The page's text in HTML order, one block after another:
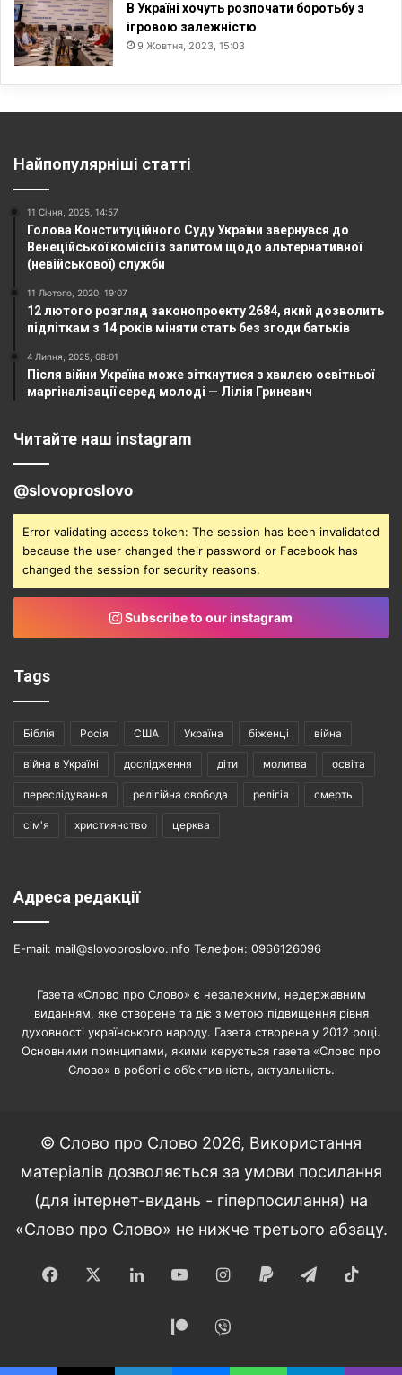
В Україні хочуть розпочати боротьбу з
ігровою залежністю
9 Жовтня, 2023, 15:03
Найпопулярніші статті
11 Січня, 2025, 14:57
Голова Конституційного Суду України звернувся до
Венеційської комісії із запитом щодо альтернативної
(невійськової) служби
11 Лютого, 2020, 19:07
12 лютого розгляд законопроекту 2684, який дозволить
підліткам з 14 років міняти стать без згоди батьків
4 Липня, 2025, 08:01
Після війни Україна може зіткнутися з хвилею освітньої
маргіналізації серед молоді — Лілія Гриневич
Читайте наш instagram
@slovoproslovo
Error validating access token: The session has been invalidated
because the user changed their password or Facebook has
changed the session for security reasons.
Subscribe to our instagram
Tags
Біблія Росія США Україна біженці війна
війна в Україні дослідження діти молитва освіта
переслідування релігійна свобода релігія смерть
сім'я християнство церква
Адреса редакції
E-mail: mail@slovoproslovo.info Телефон: 0966126096
Газета «Слово про Слово» є незалежним, недержавним
виданням, яке створене та діє з метою підвищення рівня
духовності українського народу. Газета створена у 2012 році.
Основними принципами, якими керується газета «Слово про
Слово» в роботі є об’єктивність, актуальність.
© Слово про Слово 2026, Використання
матеріалів дозволяється за умови посилання
(для інтернет-видань - гіперпосилання) на
«Слово про Слово» не нижче третього абзацу.
Facebook LinkedInYouTubeInstagram
Paypal Telegram
Patreon